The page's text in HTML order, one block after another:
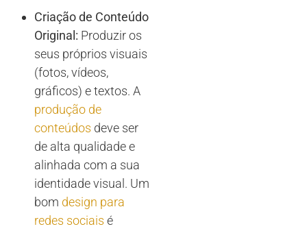
Criação de Conteúdo
Original: Produzir os
seus próprios visuais
(fotos, vídeos,
gráficos) e textos. A
produção de
conteúdos deve ser
de alta qualidade e
alinhada com a sua
identidade visual. Um
bom design para
redes sociais é